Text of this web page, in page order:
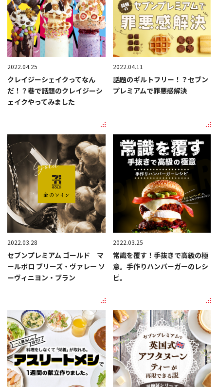
2022.04.25
クレイジーシェイクってなん
だ！？巷で話題のクレイジーシ
ェイクやってみました
2022.04.11
話題のギルトフリー！？セブン
プレミアムで罪悪感解決
2022.03.28
セブンプレミアム ゴールド マ
ールボロ ブリーズ・ヴァレー ソ
ーヴィニヨン・ブラン
2022.03.25
常識を覆す！手抜きで高級の極
意。手作りハンバーガーのレシ
ピ。